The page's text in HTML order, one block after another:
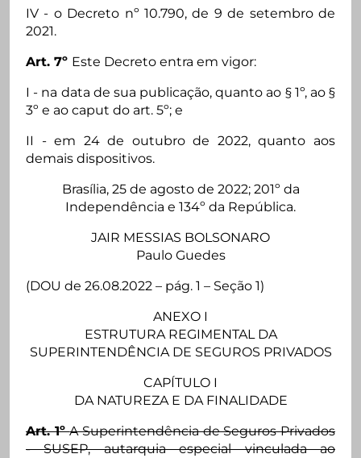
IV - o Decreto nº 10.790, de 9 de setembro de
2021.
Art. 7º Este Decreto entra em vigor:
I - na data de sua publicação, quanto ao § 1º, ao §
3º e ao caput do art. 5º; e
II - em 24 de outubro de 2022, quanto aos
demais dispositivos.
Brasília, 25 de agosto de 2022; 201º da
Independência e 134º da República.
JAIR MESSIAS BOLSONARO
Paulo Guedes
(DOU de 26.08.2022 – pág. 1 – Seção 1)
ANEXO I
ESTRUTURA REGIMENTAL DA
SUPERINTENDÊNCIA DE SEGUROS PRIVADOS
CAPÍTULO I
DA NATUREZA E DA FINALIDADE
Art. 1ºA Superintendência de Seguros Privados
- SUSEP, autarquia especial vinculada ao